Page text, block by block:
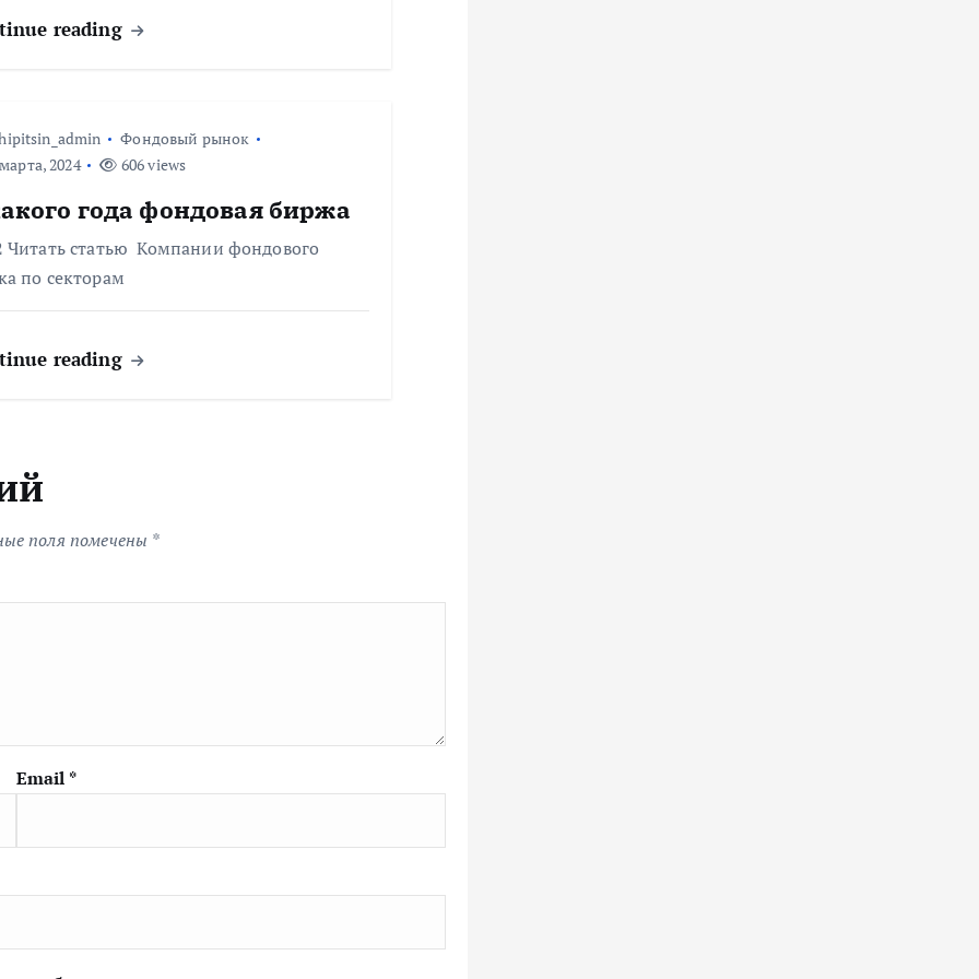
reading
Фондовый рынок
2024
606 views
года фондовая биржа
Читать статью Компании фондового
по секторам
reading
поля помечены *
Email *